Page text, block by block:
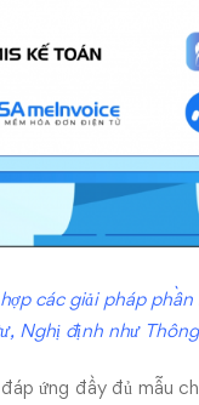
các giải pháp
Nghị định như
ứng đầy đủ mẫu